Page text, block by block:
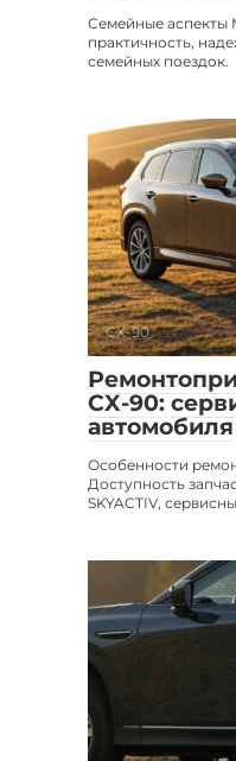
Семейные аспекты
практичность,
семейных поездок.
CX-90
CX-90:
автомобиля
Особенности
Доступность
SKYACTIV,